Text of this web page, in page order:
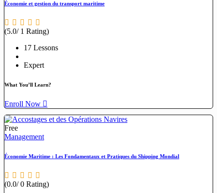
Économie et gestion du transport maritime
(5.0/ 1 Rating)
17 Lessons
Expert
What You’ll Learn?
Enroll Now
Free
Management
Économie Maritime : Les Fondamentaux et Pratiques du Shipping Mondial
(0.0/ 0 Rating)